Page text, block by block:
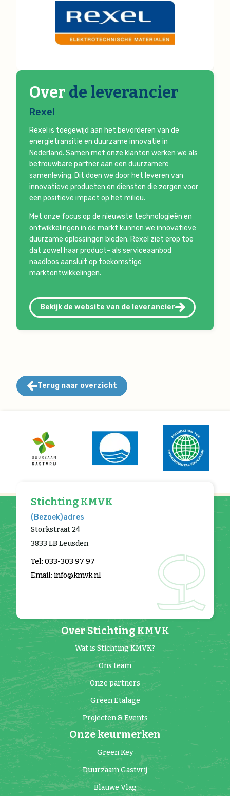
Over de leverancier
Rexel
Rexel is toegewijd aan het bevorderen van de
energietransitie en duurzame innovatie in
Nederland. Samen met onze klanten werken we als
betrouwbare partner aan een duurzamere
samenleving. Dit doen we door het leveren van
innovatieve producten en diensten die zorgen voor
een positieve impact op het milieu.
Met onze focus op de nieuwste technologieën en
ontwikkelingen in de markt kunnen we innovatieve
duurzame oplossingen bieden. Rexel ziet erop toe
dat zowel haar product- als serviceaanbod
naadloos aansluit op toekomstige
marktontwikkelingen.
Bekijk de website van de leverancier
Terug naar overzicht
Over Stichting KMVK
Wat is Stichting KMVK?
Ons team
Onze partners
Green Etalage
Projecten & Events
Onze keurmerken
Green Key
Duurzaam Gastvrij
Blauwe Vlag
Stichting KMVK
(Bezoek)adres
Storkstraat 24
3833 LB Leusden
Tel: 033-303 97 97
Email: info@kmvk.nl